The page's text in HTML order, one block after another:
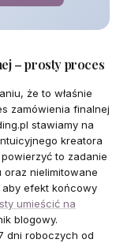
– prosty proces
że to właśnie
zamówienia finalnej
stawiamy na
kreatora
to zadanie
oraz nielimitowane
aby efekt końcowy
umieścić na
blogowy.
dni roboczych od